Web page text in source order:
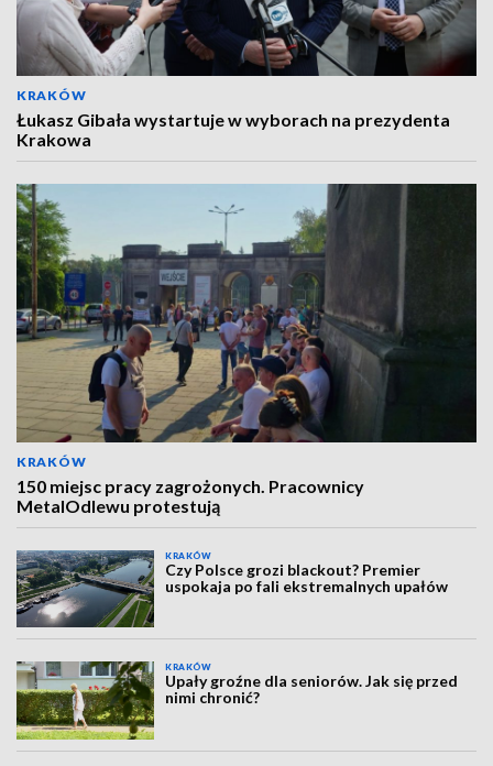
KRAKÓW
Łukasz Gibała wystartuje w wyborach na prezydenta
Krakowa
KRAKÓW
150 miejsc pracy zagrożonych. Pracownicy
MetalOdlewu protestują
KRAKÓW
Czy Polsce grozi blackout? Premier
uspokaja po fali ekstremalnych upałów
KRAKÓW
Upały groźne dla seniorów. Jak się przed
nimi chronić?